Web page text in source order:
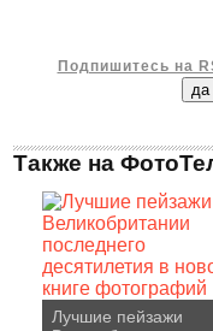
Подпишитесь на
Также на
Лучшие пейзажи